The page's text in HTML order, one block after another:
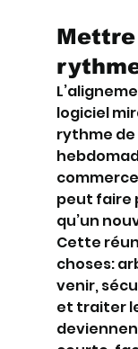
logiciel
rythme de
peut faire
qu’un
Cette
choses:
venir,
et traiter